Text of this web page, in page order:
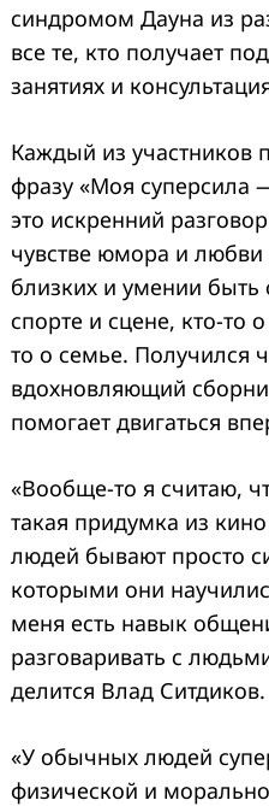
синдромом Дауна из
все те, кто получает
занятиях и
Каждый из участников
фразу «Моя суперсила
это искренний
чувстве юмора и
близких и умении быть
спорте и сцене, кто-то
то о семье. Получился
вдохновляющий
помогает двигаться
«Вообще-то я считаю,
такая придумка из
людей бывают просто
которыми они
меня есть навык
разговаривать с
делится Влад Ситдиков.
«У обычных людей
физической и